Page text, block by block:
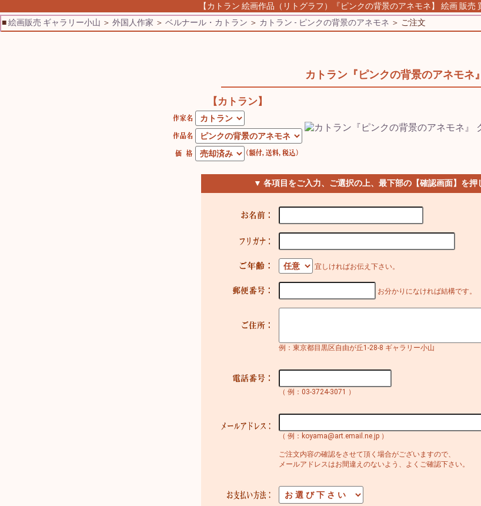
【カトラン 絵画作品（リトグラフ）『ピンクの背景のアネモネ】 絵画 販売
■絵画販売 ギャラリー小山 ＞ 外国人作家 ＞ ベルナール・カトラン ＞ カトラン - ピンクの背景のアネモネ ＞ ご注文
カトラン『ピンクの背景のアネモネ』
【カトラン】
▼ 各項目をご入力、ご選択の上、最下部の【確認画面】を押
宜しければお伝え下さい。
お分かりになければ結構です。
例：東京都目黒区自由が丘1-28-8 ギャラリー小山
（ 例：03-3724-3071 ）
（ 例：koyama@art.email.ne.jp ）
ご注文内容の確認をさせて頂く場合がございますので、
メールアドレスはお間違えのないよう、よくご確認下さい。